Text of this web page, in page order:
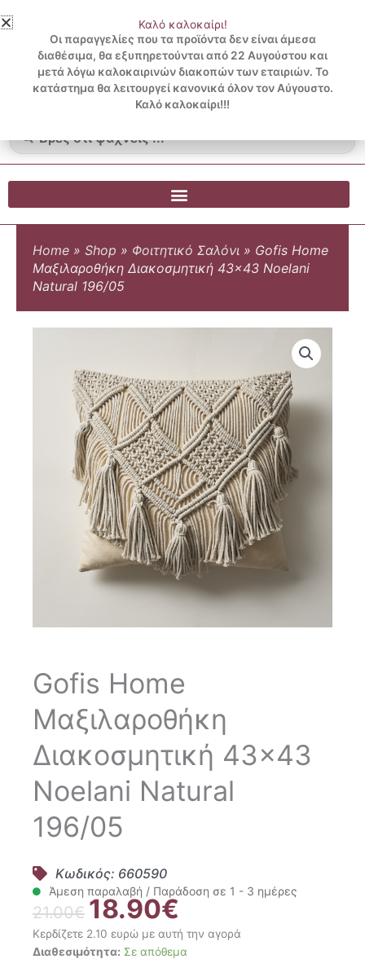
στο
περιεχόμενο
3 ΔΟΣΕΙΣ ΧΩΡΙΣ ΠΙΣΤΩΤΙΚΗ ΜΕ KLARNA
...
Λογαριασμός
Blog
0.00€
0
Cart
Home » Shop » Φοιτητικό Σαλόνι » Gofis Home
Μαξιλαροθήκη Διακοσμητική 43×43 Noelani
Natural 196/05
Gofis Home
Μαξιλαροθήκη
Διακοσμητική 43×43
Noelani Natural
196/05
Κωδικός: 660590
Άμεση παραλαβή / Παράδοση σε 1 - 3 ημέρες
21.00€ Original
price
was:
18.90€
τρέχουσα
τιμή
Κερδίζετε 2.10 ευρώ με αυτή την αγορά
Διαθεσιμότητα: Σε απόθεμα
Gofis
Καλό καλοκαίρι!
Οι παραγγελίες που τα προϊόντα δεν είναι άμεσα
διαθέσιμα, θα εξυπηρετούνται από 22 Αυγούστου και
μετά λόγω καλοκαιρινών διακοπών των εταιριών. Το
κατάστημα θα λειτουργεί κανονικά όλον τον Αύγουστο.
Καλό καλοκαίρι!!!